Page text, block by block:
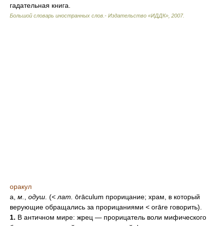
гадательная книга.
Большой словарь иностранных слов.- Издательство «ИДДК» 2007.
оракул
а, м. одуш. (< лат. ōrāculum прорицание; храм, в который
верующие обращались за прорицаниями < orāre говорить).
1. В античном мире: жрец — прорицатель воли мифического